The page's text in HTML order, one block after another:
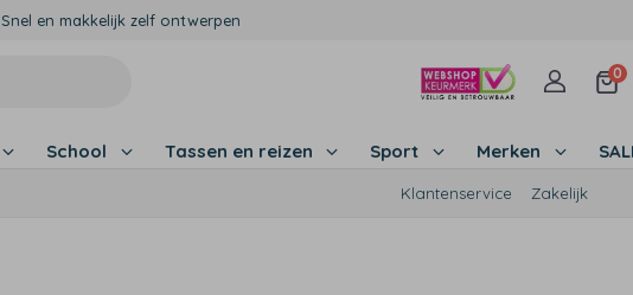
Snel en makkelijk zelf ontwerpen
0
School Tassen en reizen Sport Merken
Klantenservice Zakelijk